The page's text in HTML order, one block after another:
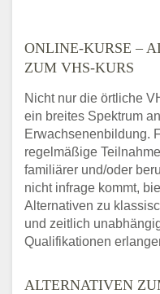
ONLINE-KURSE –
ZUM VHS-KURS
Nicht nur die örtliche
ein breites Spektrum
Erwachsenenbildung.
regelmäßige
familiärer und/oder
nicht infrage kommt,
Alternativen zu
und zeitlich
Qualifikationen
ALTERNATIVEN